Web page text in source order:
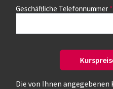
Geschäftliche Telefonnummer
Die von Ihnen
Nur verfügbare Kurse